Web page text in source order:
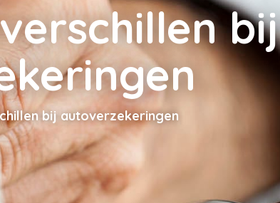
bij
bij autoverzekeringen